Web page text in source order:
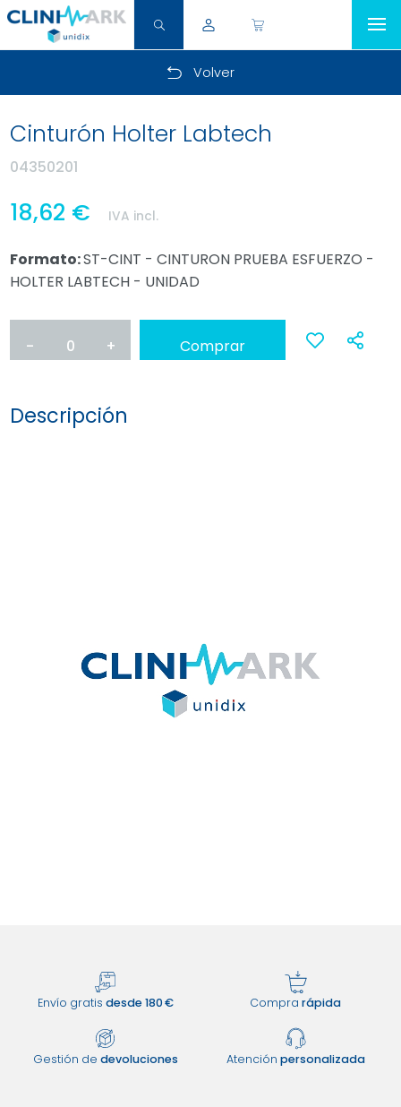
Volver
Cinturón Holter Labtech
04350201
18,62 € IVA incl.
Formato:ST-CINT - CINTURON PRUEBA ESFUERZO -
HOLTER LABTECH - UNIDAD
- 0 + Comprar
Descripción
Envío gratis desde 180 € Comprarápida
Gestión de devoluciones Atención personalizada